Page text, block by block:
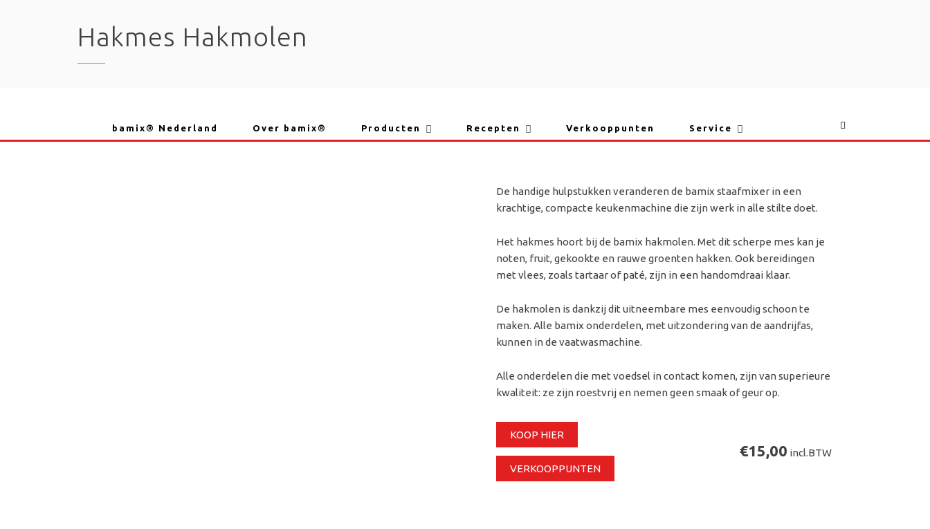
bamix® Nederland Over bamix® Producten Recepten Verkooppunten Service
Hakmes Hakmolen
BamixHAKMES HAKMOLEN
De handige hulpstukken veranderen de bamix staafmixer in een
krachtige, compacte keukenmachine die zijn werk in alle stilte doet.
Het hakmes hoort bij de bamix hakmolen. Met dit scherpe mes kan je
noten, fruit, gekookte en rauwe groenten hakken. Ook bereidingen
met vlees, zoals tartaar of paté, zijn in een handomdraai klaar.
De hakmolen is dankzij dit uitneembare mes eenvoudig schoon te
maken. Alle bamix onderdelen, met uitzondering van de aandrijfas,
kunnen in de vaatwasmachine.
Alle onderdelen die met voedsel in contact komen, zijn van superieure
kwaliteit: ze zijn roestvrij en nemen geen smaak of geur op.
KOOP HIER
VERKOOPPUNTEN
€15,00 incl.BTW